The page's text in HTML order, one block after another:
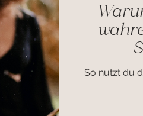
So nutzt du